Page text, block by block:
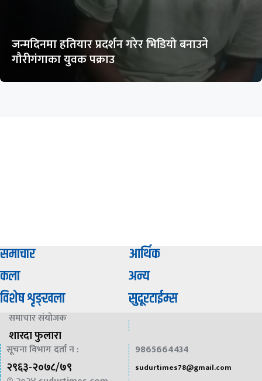
जन्मदिनमा हतियार प्रदर्शन गरेर भिडियो बनाउने
गौरीगंगाका युवक पक्राउ
समाचार
आर्थिक
कला
अन्य
विशेष शृङ्खला
सुदूरटाईम्स
समाचार संयाेजक
शारदा फुलारा
सूचना विभाग दर्ता न :
२९६३-२०७८/७९
9865664434
sudurtimes78@gmail.com